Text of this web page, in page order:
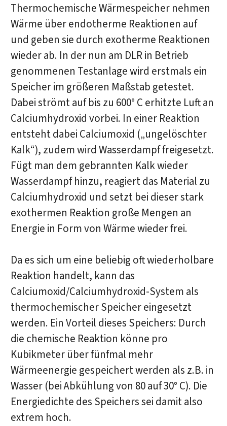
Thermochemische Wärmespeicher nehmen
Wärme über endotherme Reaktionen auf
und geben sie durch exotherme Reaktionen
wieder ab. In der nun am DLR in Betrieb
genommenen Testanlage wird erstmals ein
Speicher im größeren Maßstab getestet.
Dabei strömt auf bis zu 600° C erhitzte Luft an
Calciumhydroxid vorbei. In einer Reaktion
entsteht dabei Calciumoxid („ungelöschter
Kalk“), zudem wird Wasserdampf freigesetzt.
Fügt man dem gebrannten Kalk wieder
Wasserdampf hinzu, reagiert das Material zu
Calciumhydroxid und setzt bei dieser stark
exothermen Reaktion große Mengen an
Energie in Form von Wärme wieder frei.
Da es sich um eine beliebig oft wiederholbare
Reaktion handelt, kann das
Calciumoxid/Calciumhydroxid-System als
thermochemischer Speicher eingesetzt
werden. Ein Vorteil dieses Speichers: Durch
die chemische Reaktion könne pro
Kubikmeter über fünfmal mehr
Wärmeenergie gespeichert werden als z.B. in
Wasser (bei Abkühlung von 80 auf 30° C). Die
Energiedichte des Speichers sei damit also
extrem hoch.